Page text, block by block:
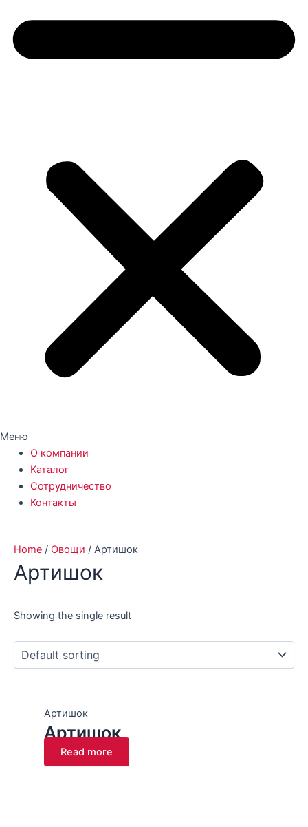
Меню
О компании
Каталог
Сотрудничество
Контакты
Home / Овощи / Артишок
Артишок
Showing the single result
Артишок
Артишок
Read more